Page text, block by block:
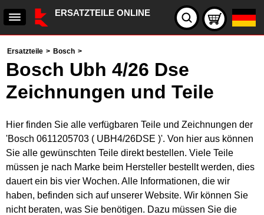
ERSATZTEILE ONLINE
Ersatzteile > Bosch >
Bosch Ubh 4/26 Dse
Zeichnungen und Teile
Hier finden Sie alle verfügbaren Teile und Zeichnungen der
'Bosch 0611205703 ( UBH4/26DSE )'. Von hier aus können
Sie alle gewünschten Teile direkt bestellen. Viele Teile
müssen je nach Marke beim Hersteller bestellt werden, dies
dauert ein bis vier Wochen. Alle Informationen, die wir
haben, befinden sich auf unserer Website. Wir können Sie
nicht beraten, was Sie benötigen. Dazu müssen Sie die